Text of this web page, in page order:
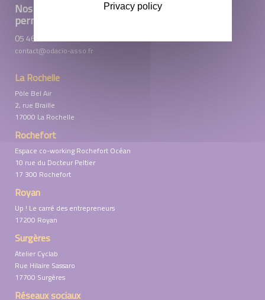
Nos
permanences
05 46 31 09 15
contact@odacio-asso.fr
La Rochelle
Pôle Bel Air
2, rue Braille
17000 La Rochelle
Rochefort
Espace co-working Rochefort Océan
10 rue du Docteur Peltier
17 300 Rochefort
Royan
Up ! Le carré des entrepreneurs
17200 Royan
Surgères
Atelier Cyclab
Rue Hilaire Sassaro
17700 Surgères
Réseaux sociaux
Privacy policy